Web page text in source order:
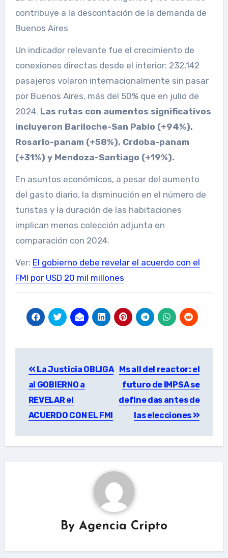
contribuye a la descontación de la demanda de
Buenos Aires
Un indicador relevante fue el crecimiento de
conexiones directas desde el interior: 232,142
pasajeros volaron internacionalmente sin pasar
por Buenos Aires, más del 50% que en julio de
2024. Las rutas con aumentos significativos
incluyeron Bariloche-San Pablo (+94%),
Rosario-panam (+58%), Crdoba-panam
(+31%) y Mendoza-Santiago (+19%).
En asuntos económicos, a pesar del aumento
del gasto diario, la disminución en el número de
turistas y la duración de las habitaciones
implican menos colección adjunta en
comparación con 2024.
Ver: El gobierno debe revelar el acuerdo con el
FMI por USD 20 mil millones
navigation
La Justicia OBLIGA
al GOBIERNO a
REVELAR el
ACUERDO CON EL FMI
Ms all del reactor: el
futuro de IMPSA se
define das antes de
las elecciones
By Agencia Cripto